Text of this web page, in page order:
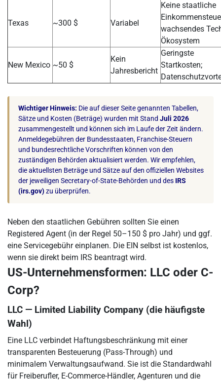
Texas ~300 $ Variabel
Keine staatliche
wachsendes
Ökosystem
New Mexico ~50 $
Kein
Jahresbericht
Geringste
Startkosten;
Wichtiger Hinweis: Die auf dieser Seite genannten Tabellen,
Sätze und Kosten (Beträge) wurden mit Stand Juli 2026
zusammengestellt und können sich im Laufe der Zeit ändern.
Anmeldegebühren der Bundesstaaten, Franchise-Steuern
und bundesrechtliche Vorschriften können von den
zuständigen Behörden aktualisiert werden. Wir empfehlen,
die aktuellsten Beträge und Sätze auf den offiziellen Websites
der jeweiligen Secretary-of-State-Behörden und des IRS
(irs.gov)zu überprüfen.
Neben den staatlichen Gebühren sollten Sie einen
Registered Agent (in der Regel 50–150 $ pro Jahr) und ggf.
eine Servicegebühr einplanen. Die EIN selbst ist kostenlos,
wenn sie direkt beim IRS beantragt wird.
US-Unternehmensformen: LLC oder C-
Corp?
LLC — Limited Liability Company (die häufigste
Wahl)
Eine LLC verbindet Haftungsbeschränkung mit einer
transparenten Besteuerung (Pass-Through) und
minimalem Verwaltungsaufwand. Sie ist die Standardwahl
für Freiberufler, E-Commerce-Händler, Agenturen und die